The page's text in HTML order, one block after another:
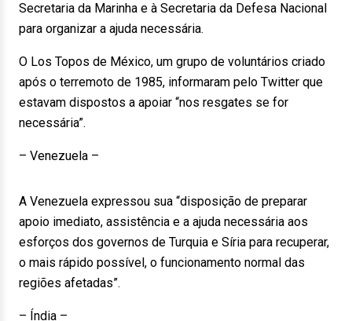
Secretaria da Marinha e à Secretaria da Defesa Nacional
para organizar a ajuda necessária.
O Los Topos de México, um grupo de voluntários criado
após o terremoto de 1985, informaram pelo Twitter que
estavam dispostos a apoiar “nos resgates se for
necessária”.
– Venezuela –
A Venezuela expressou sua “disposição de preparar
apoio imediato, assistência e a ajuda necessária aos
esforços dos governos de Turquia e Síria para recuperar,
o mais rápido possível, o funcionamento normal das
regiões afetadas”.
– Índia –